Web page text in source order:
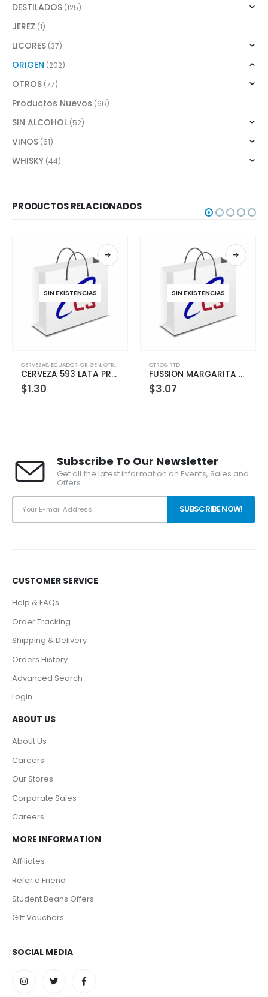
DESTILADOS (125)
JEREZ (1)
LICORES (37)
ORIGEN (202)
OTROS (77)
Productos Nuevos (66)
SIN ALCOHOL (52)
VINOS (61)
WHISKY (44)
PRODUCTOS RELACIONADOS
ORIGEN,OTROS
CERVEZA 593 LATA PREMIUM LIGHT 330ML
OTROS,RTD
FUSSION MARGARITA PET 1500 ML
Subscribe To Our Newsletter
Get all the latest information on Events, Sales and
Offers.
CUSTOMER SERVICE
Help & FAQs
Order Tracking
Shipping & Delivery
Orders History
Advanced Search
Login
ABOUT US
About Us
Careers
Our Stores
Corporate Sales
Careers
MORE INFORMATION
Affiliates
Refer a Friend
Student Beans Offers
Gift Vouchers
SOCIAL MEDIA